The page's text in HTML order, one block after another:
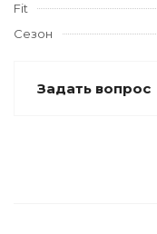
Fit
Сезон
Задать вопрос